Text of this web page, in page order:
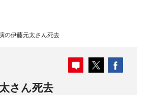
の伊藤元太さん死去
さん死去